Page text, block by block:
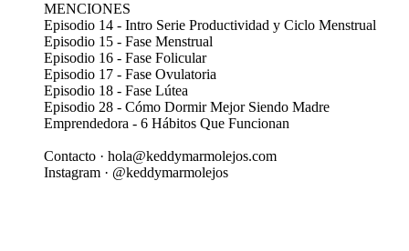
MENCIONES
Episodio 14 - Intro Serie Productividad y Ciclo Menstrual
Episodio 15 - Fase Menstrual
Episodio 16 - Fase Folicular
Episodio 17 - Fase Ovulatoria
Episodio 18 - Fase Lútea
Episodio 28 - Cómo Dormir Mejor Siendo Madre
Emprendedora - 6 Hábitos Que Funcionan
Contacto · hola@keddymarmolejos.com
Instagram · @keddymarmolejos